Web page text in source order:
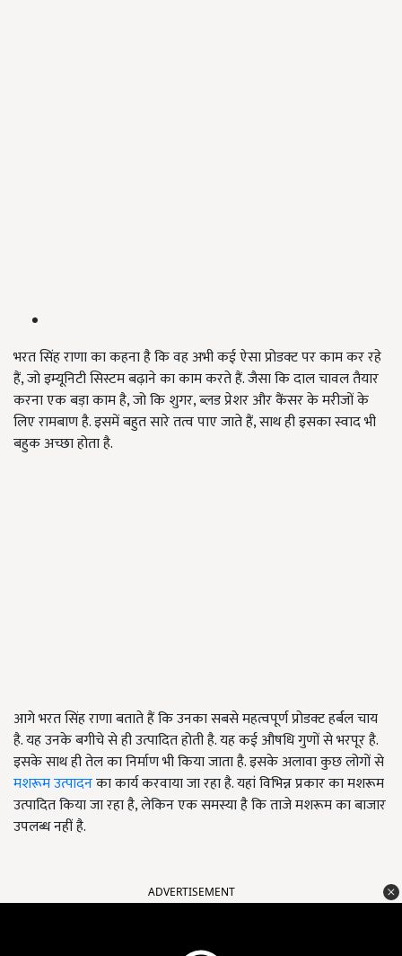
भरत सिंह राणा का कहना है कि वह अभी कई ऐसा प्रोडक्ट पर काम कर रहे
हैं, जो इम्यूनिटी सिस्टम बढ़ाने का काम करते हैं. जैसा कि दाल चावल तैयार
करना एक बड़ा काम है, जो कि शुगर, ब्लड प्रेशर और कैंसर के मरीजों के
लिए रामबाण है. इसमें बहुत सारे तत्व पाए जाते हैं, साथ ही इसका स्वाद भी
बहुक अच्छा होता है.
आगे भरत सिंह राणा बताते हैं कि उनका सबसे महत्वपूर्ण प्रोडक्ट हर्बल चाय
है. यह उनके बगीचे से ही उत्पादित होती है. यह कई औषधि गुणों से भरपूर है.
इसके साथ ही तेल का निर्माण भी किया जाता है. इसके अलावा कुछ लोगों से
मशरूम उत्पादनका कार्य करवाया जा रहा है. यहां विभिन्न प्रकार का मशरूम
उत्पादित किया जा रहा है, लेकिन एक समस्या है कि ताजे मशरूम का बाजार
उपलब्ध नहीं है.
ADVERTISEMENT